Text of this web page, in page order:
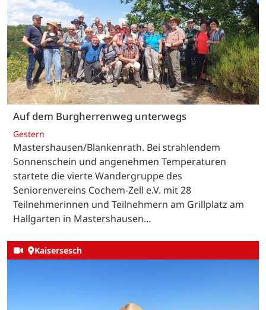
Auf dem Burgherrenweg unterwegs
Gestern
Mastershausen/Blankenrath. Bei strahlendem
Sonnenschein und angenehmen Temperaturen
startete die vierte Wandergruppe des
Seniorenvereins Cochem-Zell e.V. mit 28
Teilnehmerinnen und Teilnehmern am Grillplatz am
Hallgarten in Mastershausen…
Kaisersesch